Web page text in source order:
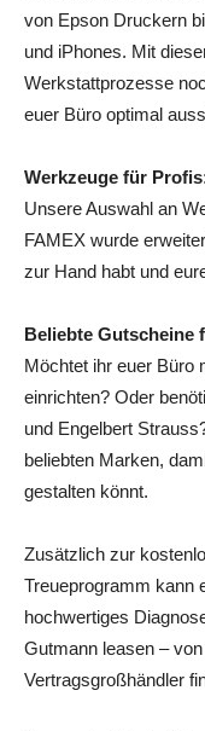
von Epson Druckern
und iPhones. Mit
Werkstattprozesse
euer Büro optimal
Werkzeuge für
Unsere Auswahl an
FAMEX wurde
zur Hand habt und
Beliebte Gutscheine
Möchtet ihr euer Büro
einrichten? Oder
und Engelbert
beliebten Marken,
gestalten könnt.
Zusätzlich zur
Treueprogramm kann
hochwertiges
Gutmann leasen –
Vertragsgroßhändler